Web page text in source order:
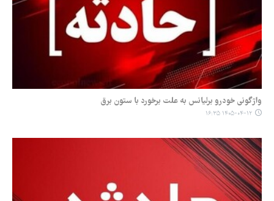
واژگونی خودرو برلیانس به علت برخورد با ستون برق
۱۴۰۵-۰۴-۱۲ ۱۶:۳۵